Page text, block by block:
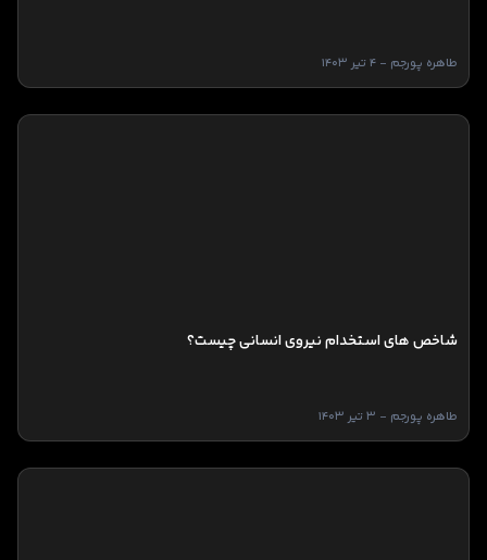
طاهره پورجم - 4 تیر 1403
شاخص های استخدام نیروی انسانی چیست؟
طاهره پورجم - 3 تیر 1403